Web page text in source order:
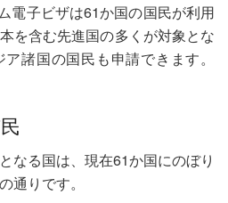
電子ビザは61か国の国民が利用
を含む先進国の多くが対象とな
諸国の国民も申請できます。
なる国は、現在61か国にのぼり
通りです。